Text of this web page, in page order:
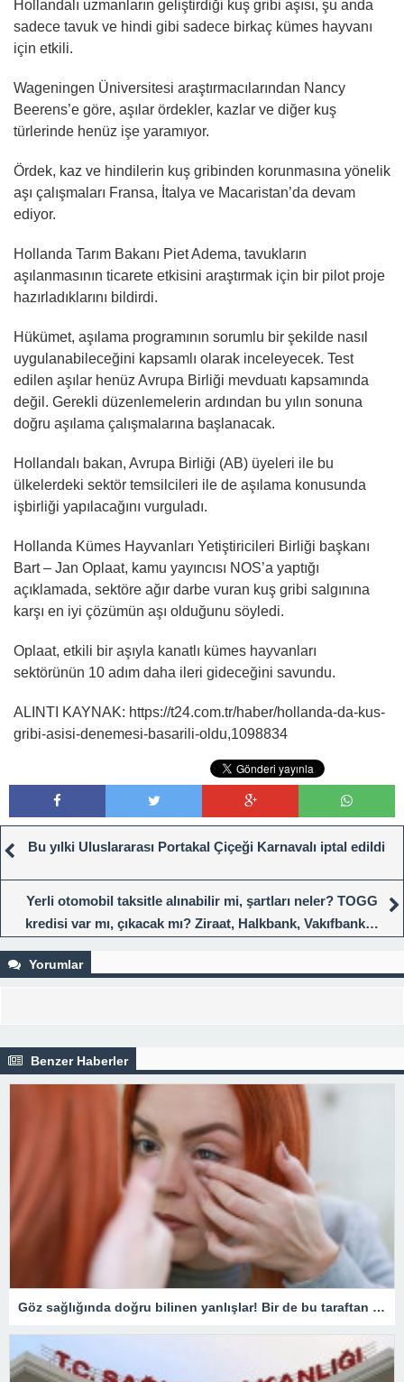
Hollandalı uzmanların geliştirdiği kuş gribi aşısı, şu anda
sadece tavuk ve hindi gibi sadece birkaç kümes hayvanı
için etkili.
Wageningen Üniversitesi araştırmacılarından Nancy
Beerens’e göre, aşılar ördekler, kazlar ve diğer kuş
türlerinde henüz işe yaramıyor.
Ördek, kaz ve hindilerin kuş gribinden korunmasına yönelik
aşı çalışmaları Fransa, İtalya ve Macaristan’da devam
ediyor.
Hollanda Tarım Bakanı Piet Adema, tavukların
aşılanmasının ticarete etkisini araştırmak için bir pilot proje
hazırladıklarını bildirdi.
Hükümet, aşılama programının sorumlu bir şekilde nasıl
uygulanabileceğini kapsamlı olarak inceleyecek. Test
edilen aşılar henüz Avrupa Birliği mevduatı kapsamında
değil. Gerekli düzenlemelerin ardından bu yılın sonuna
doğru aşılama çalışmalarına başlanacak.
Hollandalı bakan, Avrupa Birliği (AB) üyeleri ile bu
ülkelerdeki sektör temsilcileri ile de aşılama konusunda
işbirliği yapılacağını vurguladı.
Hollanda Kümes Hayvanları Yetiştiricileri Birliği başkanı
Bart – Jan Oplaat, kamu yayıncısı NOS’a yaptığı
açıklamada, sektöre ağır darbe vuran kuş gribi salgınına
karşı en iyi çözümün aşı olduğunu söyledi.
Oplaat, etkili bir aşıyla kanatlı kümes hayvanları
sektörünün 10 adım daha ileri gideceğini savundu.
ALINTI KAYNAK: https://t24.com.tr/haber/hollanda-da-kus-
gribi-asisi-denemesi-basarili-oldu,1098834
Bu yılki Uluslararası Portakal Çiçeği Karnavalı iptal edildi
Yerli otomobil taksitle alınabilir mi, şartları neler? TOGG
kredisi var mı, çıkacak mı? Ziraat, Halkbank, Vakıfbank…
Yorumlar
Benzer Haberler
Göz sağlığında doğru bilinen yanlışlar! Bir de bu taraftan bakın…